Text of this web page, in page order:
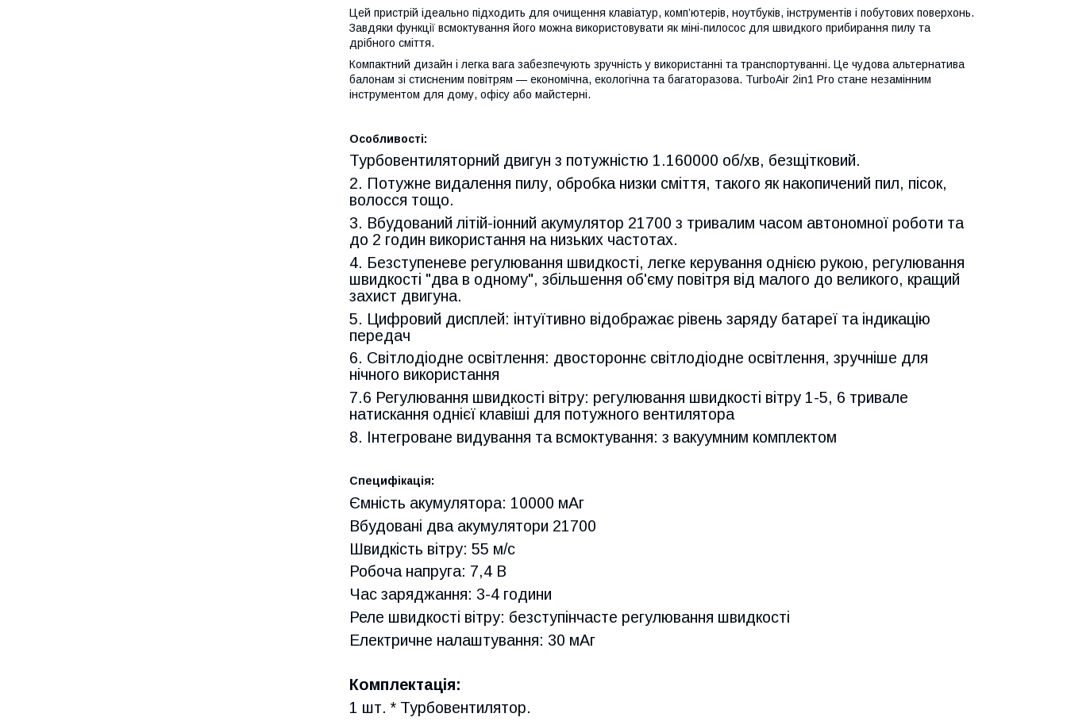
Цей пристрій ідеально підходить для очищення клавіатур, комп’ютерів, ноутбуків, інструментів і побутових поверхонь.
Завдяки функції всмоктування його можна використовувати як міні-пилосос для швидкого прибирання пилу та
дрібного сміття.
Компактний дизайн і легка вага забезпечують зручність у використанні та транспортуванні. Це чудова альтернатива
балонам зі стисненим повітрям — економічна, екологічна та багаторазова. TurboAir 2in1 Pro стане незамінним
інструментом для дому, офісу або майстерні.
Особливості:
Турбовентиляторний двигун з потужністю 1.160000 об/хв, безщітковий.
2. Потужне видалення пилу, обробка низки сміття, такого як накопичений пил, пісок,
волосся тощо.
3. Вбудований літій-іонний акумулятор 21700 з тривалим часом автономної роботи та
до 2 годин використання на низьких частотах.
4. Безступеневе регулювання швидкості, легке керування однією рукою, регулювання
швидкості "два в одному", збільшення об'єму повітря від малого до великого, кращий
захист двигуна.
5. Цифровий дисплей: інтуїтивно відображає рівень заряду батареї та індикацію
передач
6. Світлодіодне освітлення: двостороннє світлодіодне освітлення, зручніше для
нічного використання
7.6 Регулювання швидкості вітру: регулювання швидкості вітру 1-5, 6 тривале
натискання однієї клавіші для потужного вентилятора
8. Інтегроване видування та всмоктування: з вакуумним комплектом
Специфікація:
Ємність акумулятора: 10000 мАг
Вбудовані два акумулятори 21700
Швидкість вітру: 55 м/с
Робоча напруга: 7,4 В
Час заряджання: 3-4 години
Реле швидкості вітру: безступінчасте регулювання швидкості
Електричне налаштування: 30 мАг
Комплектація:
1 шт. * Турбовентилятор.